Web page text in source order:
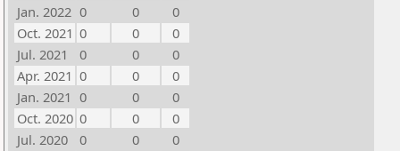
Jan. 2022 0 0
0
Oct. 2021 0 0
0
Jul. 2021
0 0
0
Apr. 2021 0 0
0
Jan. 2021 0 0
0
Oct. 2020 0 0
0
Jul. 2020
0 0
0